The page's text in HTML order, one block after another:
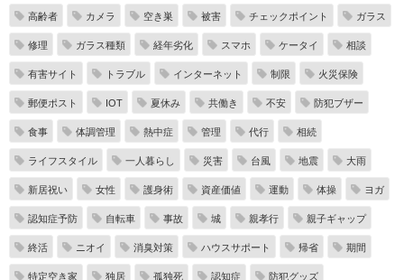
高齢者 カメラ 空き巣 被害 チェックポイント ガラス
修理 ガラス種類 経年劣化 スマホ ケータイ 相談
有害サイト トラブル インターネット 制限 火災保険
郵便ポスト IOT 夏休み 共働き 不安 防犯ブザー
食事 体調管理 熱中症 管理 代行 相続
ライフスタイル 一人暮らし 災害 台風 地震 大雨
新居祝い 女性 護身術 資産価値 運動 体操 ヨガ
認知症予防 自転車 事故 城 親孝行 親子ギャップ
終活 ニオイ 消臭対策 ハウスサポート 帰省 期間
特定空き家 独居 孤独死 認知症 防犯グッズ